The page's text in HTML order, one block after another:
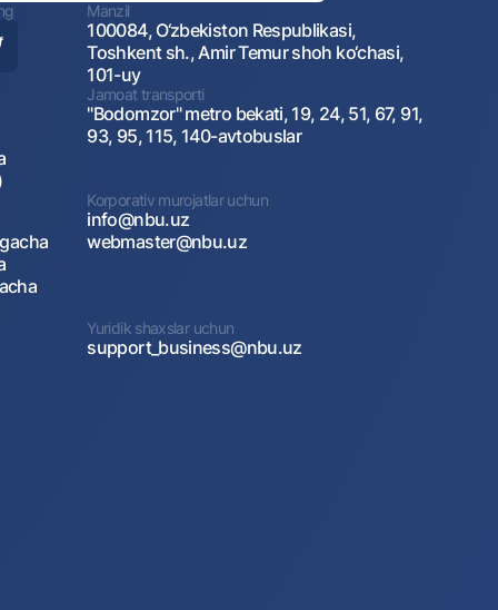
Manzil
100084, O‘zbekiston Respublikasi,
Toshkent sh., Amir Temur shoh ko‘chasi,
101-uy
Jamoat transporti
"Bodomzor" metro bekati, 19, 24, 51, 67, 91,
93, 95, 115, 140-avtobuslar
Korporativ murojatlar uchun
info@nbu.uz
webmaster@nbu.uz
Yuridik shaxslar uchun
support_business@nbu.uz